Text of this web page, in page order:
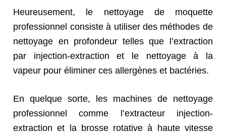
Heureusement, le nettoyage de moquette
professionnel consiste à utiliser des méthodes de
nettoyage en profondeur telles que l’extraction
par injection-extraction et le nettoyage à la
vapeur pour éliminer ces allergènes et bactéries.
En quelque sorte, les machines de nettoyage
professionnel comme l’extracteur injection-
extraction et la brosse rotative à haute vitesse